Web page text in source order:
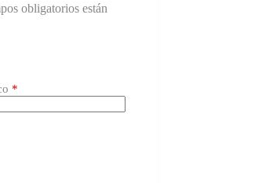
obligatorios están
*